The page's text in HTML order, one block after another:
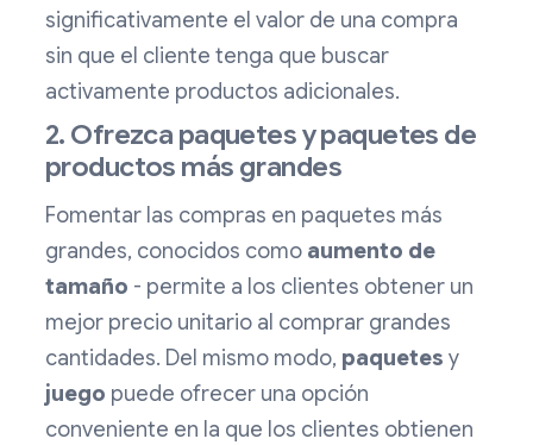
significativamente el valor de una compra
sin que el cliente tenga que buscar
activamente productos adicionales.
2. Ofrezca paquetes y paquetes de
productos más grandes
Fomentar las compras en paquetes más
grandes, conocidos como aumento de
tamaño - permite a los clientes obtener un
mejor precio unitario al comprar grandes
cantidades. Del mismo modo, paquetes y
juego puede ofrecer una opción
conveniente en la que los clientes obtienen